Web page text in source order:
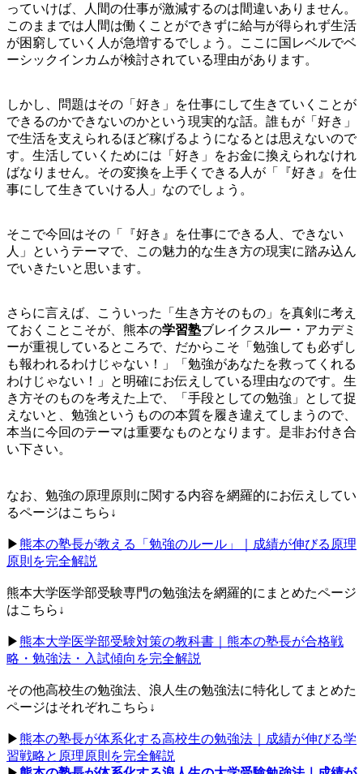
っていけば、人間の仕事が激減するのは間違いありません。
このままでは人間は働くことができずに給与が得られず生活
が困窮していく人が急増するでしょう。ここに国レベルでベ
ーシックインカムが検討されている理由があります。
しかし、問題はその「好き」を仕事にして生きていくことが
できるのかできないのかという現実的な話。誰もが「好き」
で生活を支えられるほど稼げるようになるとは思えないので
す。生活していくためには「好き」をお金に換えられなけれ
ばなりません。その変換を上手くできる人が「『好き』を仕
事にして生きていける人」なのでしょう。
そこで今回はその「『好き』を仕事にできる人、できない
人」というテーマで、この魅力的な生き方の現実に踏み込ん
でいきたいと思います。
さらに言えば、こういった「生き方そのもの」を真剣に考え
ておくことこそが、熊本の学習塾ブレイクスルー・アカデミ
ーが重視しているところで、だからこそ「勉強しても必ずし
も報われるわけじゃない！」「勉強があなたを救ってくれる
わけじゃない！」と明確にお伝えしている理由なのです。生
き方そのものを考えた上で、「手段としての勉強」として捉
えないと、勉強というものの本質を履き違えてしまうので、
本当に今回のテーマは重要なものとなります。是非お付き合
い下さい。
なお、勉強の原理原則に関する内容を網羅的にお伝えしてい
るページはこちら↓
▶︎熊本の塾長が教える「勉強のルール」｜成績が伸びる原理
原則を完全解説
熊本大学医学部受験専門の勉強法を網羅的にまとめたページ
はこちら↓
▶︎熊本大学医学部受験対策の教科書｜熊本の塾長が合格戦
略・勉強法・入試傾向を完全解説
その他高校生の勉強法、浪人生の勉強法に特化してまとめた
ページはそれぞれこちら↓
▶︎熊本の塾長が体系化する高校生の勉強法｜成績が伸びる学
習戦略と原理原則を完全解説